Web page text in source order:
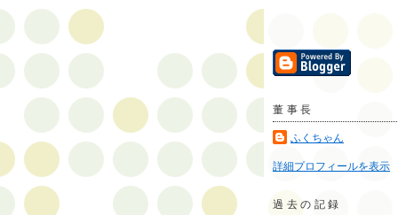
董事長
ふくちゃん
詳細プロフィールを表示
過去の記録